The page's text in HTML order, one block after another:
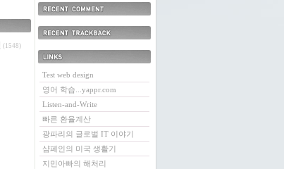
(1548)
링크
Test web design
영어 학습...yappr.com
Listen-and-Write
빠른 환율계산
광파리의 글로벌 IT 이야기
샴페인의 미국 생활기
지민아빠의 해처리